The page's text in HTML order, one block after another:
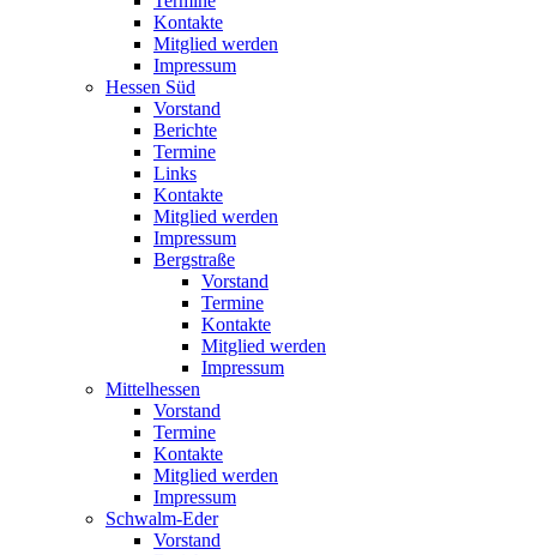
Kontakte
Mitglied werden
Impressum
Hessen Süd
Vorstand
Berichte
Termine
Links
Kontakte
Mitglied werden
Impressum
Bergstraße
Vorstand
Termine
Kontakte
Mitglied werden
Impressum
Mittelhessen
Vorstand
Termine
Kontakte
Mitglied werden
Impressum
Schwalm-Eder
Vorstand